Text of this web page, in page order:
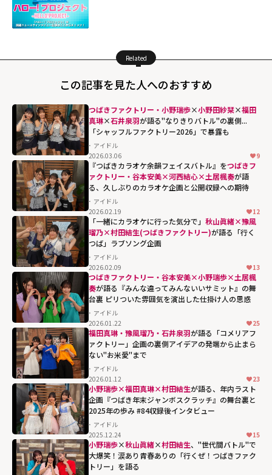
Related
この記事を見た人へのおすすめ
つばきファクトリー・小野瑞歩×小野田紗栞×福田
真琳×石井泉羽が語る"なりきりバトル"の裏側...
「シャッフルファクトリー2026」で暴露も
アイドル
2026.03.06
9
『つばきカラオケ余韻フェイスバトル』をつばきフ
ァクトリー・谷本安美×河西結心×土居楓奏が語
る、久しぶりのカラオケ企画と公開収録への期待
アイドル
2026.02.19
12
「一緒にカラオケに行った気分で」 秋山眞緒×豫風
瑠乃×村田結生(つばきファクトリー)が語る「行く
つば」ラブソング企画
アイドル
2026.02.09
13
つばきファクトリー・谷本安美×小野瑞歩×土居楓
奏が語る『みんな違ってみんないいサミット』の舞
台裏 ピリついた雰囲気を演出した仕掛け人の思惑
アイドル
2026.01.22
25
福田真琳・豫風瑠乃・石井泉羽が語る「コメリアフ
ァクトリー」企画の裏側――アイデアの発端から止まら
ない"お米愛"まで
アイドル
2026.01.12
23
小野瑞歩×福田真琳×村田結生が語る、年内ラスト
企画『つばき年末ジャンボスクラッチ』の舞台裏と
2025年の歩み #84収録後インタビュー
アイドル
2025.12.24
15
小野瑞歩×秋山眞緒×村田結生、"世代間バトル"で
大爆笑！涙あり青春ありの「行くぜ！つばきファク
トリー」を語る